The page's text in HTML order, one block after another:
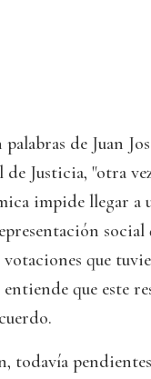
de Juan
Justicia, "otra
impide llegar a
social
votaciones que
que este
todavía